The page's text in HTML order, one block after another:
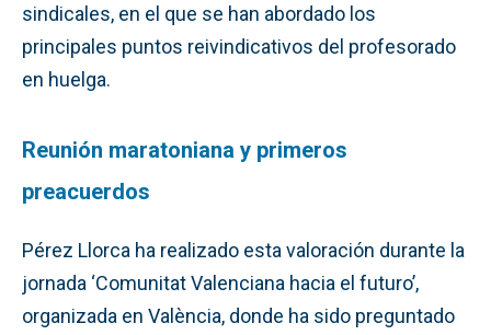
sindicales, en el que se han abordado los
principales puntos reivindicativos del profesorado
en huelga.
Reunión maratoniana y primeros
preacuerdos
Pérez Llorca ha realizado esta valoración durante la
jornada ‘Comunitat Valenciana hacia el futuro’,
organizada en València, donde ha sido preguntado